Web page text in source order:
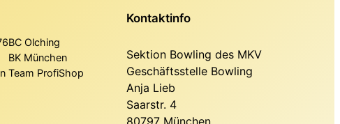
BC Olching
BK München
Team ProfiShop
Kontaktinfo
Sektion Bowling des MKV
Geschäftsstelle Bowling
Anja Lieb
Saarstr. 4